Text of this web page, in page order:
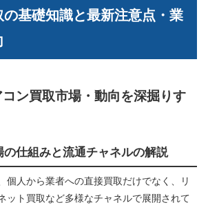
の基礎知識と最新注意点・業
ン買取市場・動向を深掘りす
の仕組みと流通チャネルの解説
個人から業者への直接買取だけでなく、リ
ット買取など多様なチャネルで展開されて